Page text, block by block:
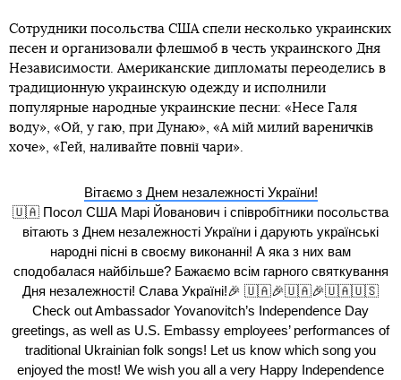
Сотрудники посольства США спели несколько украинских
песен и организовали флешмоб в честь украинского Дня
Независимости. Американские дипломаты переоделись в
традиционную украинскую одежду и исполнили
популярные народные украинские песни: «Несе Галя
воду», «Ой, у гаю, при Дунаю», «А мій милий вареничків
хоче», «Гей, наливайте повнії чари».
Вітаємо з Днем незалежності України!
🇺🇦 Посол США Марі Йованович і співробітники посольства
вітають з Днем незалежності України і дарують українські
народні пісні в своєму виконанні! А яка з них вам
сподобалася найбільше? Бажаємо всім гарного святкування
Дня незалежності! Слава Україні!🎉 🇺🇦🎉🇺🇦🎉🇺🇦🇺🇸
Check out Ambassador Yovanovitch’s Independence Day
greetings, as well as U.S. Embassy employees’ performances of
traditional Ukrainian folk songs! Let us know which song you
enjoyed the most! We wish you all a very Happy Independence